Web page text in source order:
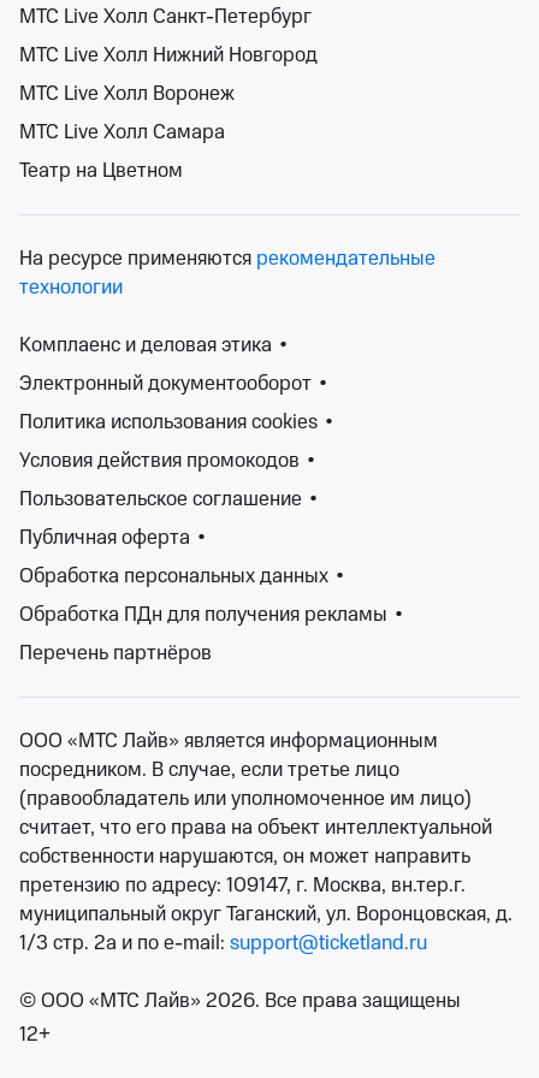
Концерты
Афиша Республики Адыгея на 29 июня
0 событий
События на карте
К сожалению, мы ничего не нашли
Попробуйте изменить ваш запрос
МТС Live Холл Санкт-Петербург
МТС Live Холл Нижний Новгород
МТС Live Холл Воронеж
МТС Live Холл Самара
Театр на Цветном
На ресурсе применяются рекомендательные
технологии
Комплаенс и деловая этика •
Электронный документооборот •
Политика использования cookies •
Условия действия промокодов •
Пользовательское соглашение •
Публичная оферта •
Обработка персональных данных •
Обработка ПДн для получения рекламы •
Перечень партнёров
ООО «МТС Лайв» является информационным
посредником. В случае, если третье лицо
(правообладатель или уполномоченное им лицо)
считает, что его права на объект интеллектуальной
собственности нарушаются, он может направить
претензию по адресу: 109147, г. Москва, вн.тер.г.
муниципальный округ Таганский, ул. Воронцовская, д.
1/3 стр. 2а и по e-mail: support@ticketland.ru
© ООО «МТС Лайв» 2026. Все права защищены
12+